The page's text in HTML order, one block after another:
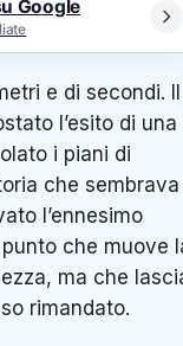
Google
e di secondi. Il
l’esito di una
i piani di
che sembrava
l’ennesimo
che muove
ma che
rimandato.